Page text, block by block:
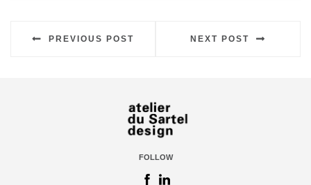
PREVIOUS POST NEXT POST
FOLLOW